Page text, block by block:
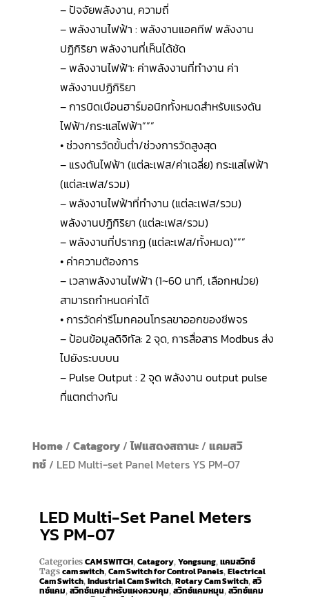
– ปัจจัยพลังงาน, ความถี่
– พลังงานไฟฟ้า : พลังงานแอคทีฟ พลังงาน
ปฏิกิริยา พลังงานที่เห็นได้ชัด
– พลังงานไฟฟ้า: ค่าพลังงานที่ทำงาน ค่า
พลังงานปฏิกิริยา
– การบิดเบือนฮาร์มอนิกทั้งหมดสำหรับแรงดัน
ไฟฟ้า/กระแสไฟฟ้า”””
• ช่วงการวัดขั้นต่ำ/ช่วงการวัดสูงสุด
– แรงดันไฟฟ้า (แต่ละเฟส/ค่าเฉลี่ย) กระแสไฟฟ้า
(แต่ละเฟส/รวม)
– พลังงานไฟฟ้าที่ทำงาน (แต่ละเฟส/รวม)
พลังงานปฏิกิริยา (แต่ละเฟส/รวม)
– พลังงานที่ปรากฏ (แต่ละเฟส/ทั้งหมด)”””
• ค่าความต้องการ
– เวลาพลังงานไฟฟ้า (1~60 นาที, เลือกหน่วย)
สามารถกำหนดค่าได้
• การวัดค่ารีโมทคอนโทรลขาออกของชีพจร
– ป้อนข้อมูลดิจิทัล: 2 จุด, การสื่อสาร Modbus ส่ง
ไปยังระบบบน
– Pulse Output : 2 จุด พลังงาน output pulse
ที่แตกต่างกัน
Home/ Catagory/ไฟแสดงสถานะ/ แคมสวิ
ทช์/ LED Multi-set Panel Meters YS PM-07
LED Multi-Set Panel Meters
YS PM-07
Categories CAM SWITCH, Catagory, Yongsung, แคมสวิทช์
Tags cam switch, Cam Switch for Control Panels, Electrical
Cam Switch, Industrial Cam Switch, Rotary Cam Switch, สวิ
ทช์แคม, สวิทช์แคมสำหรับแผงควบคุม, สวิทช์แคมหมุน, สวิทช์แคม